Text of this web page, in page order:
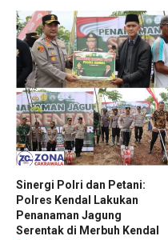
Sinergi Polri dan Petani:
Polres Kendal Lakukan
Penanaman Jagung
Serentak di Merbuh Kendal